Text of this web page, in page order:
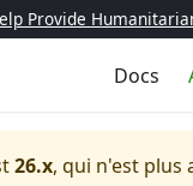
Provide
Docs
26.x, qui n'est plus